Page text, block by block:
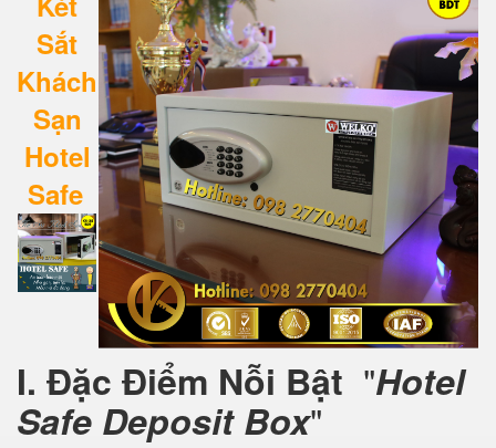
Sắt
Khách
Sạn
Hotel
Safe
I. Đặc Điểm Nỗi Bật "Hotel
Safe Deposit Box"